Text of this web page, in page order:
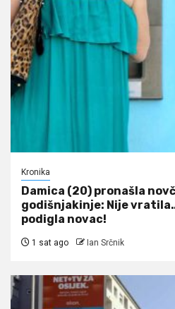
Kronika
Damica (20) pronašla
godišnjakinje: Nije
podigla novac!
1 sat ago Ian Srčnik